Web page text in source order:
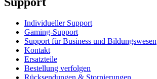
Individueller Support
Gaming-Support
Support für Business und Bildungswesen
Kontakt
Ersatzteile
Bestellung verfolgen